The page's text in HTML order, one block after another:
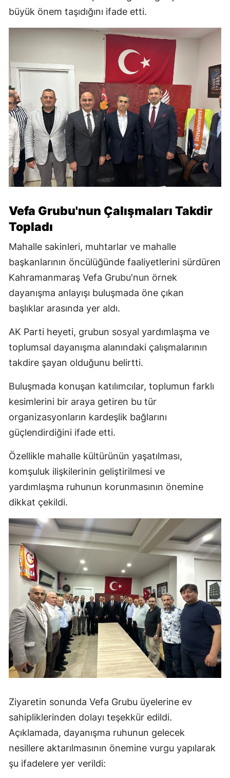
büyük önem taşıdığını ifade etti.
Vefa Grubu'nun Çalışmaları Takdir
Topladı
Mahalle sakinleri, muhtarlar ve mahalle
başkanlarının öncülüğünde faaliyetlerini sürdüren
Kahramanmaraş Vefa Grubu'nun örnek
dayanışma anlayışı buluşmada öne çıkan
başlıklar arasında yer aldı.
AK Parti heyeti, grubun sosyal yardımlaşma ve
toplumsal dayanışma alanındaki çalışmalarının
takdire şayan olduğunu belirtti.
Buluşmada konuşan katılımcılar, toplumun farklı
kesimlerini bir araya getiren bu tür
organizasyonların kardeşlik bağlarını
güçlendirdiğini ifade etti.
Özellikle mahalle kültürünün yaşatılması,
komşuluk ilişkilerinin geliştirilmesi ve
yardımlaşma ruhunun korunmasının önemine
dikkat çekildi.
Ziyaretin sonunda Vefa Grubu üyelerine ev
sahipliklerinden dolayı teşekkür edildi.
Açıklamada, dayanışma ruhunun gelecek
nesillere aktarılmasının önemine vurgu yapılarak
şu ifadelere yer verildi: